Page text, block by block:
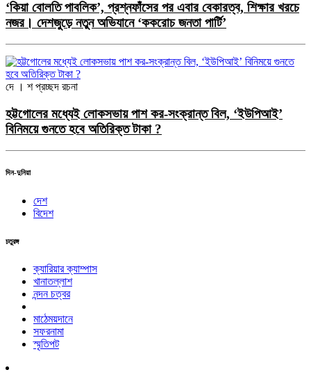
‘কিয়া বোলতি পাবলিক’, প্রশ্নফাঁসের পর এবার বেকারত্ব, শিক্ষার খরচে
নজর। দেশজুড়ে নতুন অভিযানে ‘ককরোচ জনতা পার্টি’
দে । শ প্রচ্ছদ রচনা
হট্টগোলের মধ্যেই লোকসভায় পাশ কর-সংক্রান্ত বিল, ‘ইউপিআই’
বিনিময়ে গুনতে হবে অতিরিক্ত টাকা ?
দিন-দুনিয়া
দেশ
বিদেশ
চতুরঙ্গ
ক্যারিয়ার ক্যাম্পাস
খানাতল্লাশ
নন্দন চত্বর
মাঠেময়দানে
সফরনামা
স্মৃতিপট